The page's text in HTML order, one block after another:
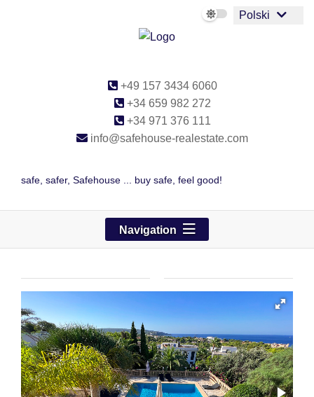
Polski
+49 157 3434 6060
+34 659 982 272
+34 971 376 111
info@safehouse-realestate.com
safe, safer, Safehouse ... buy safe, feel good!
Navigation